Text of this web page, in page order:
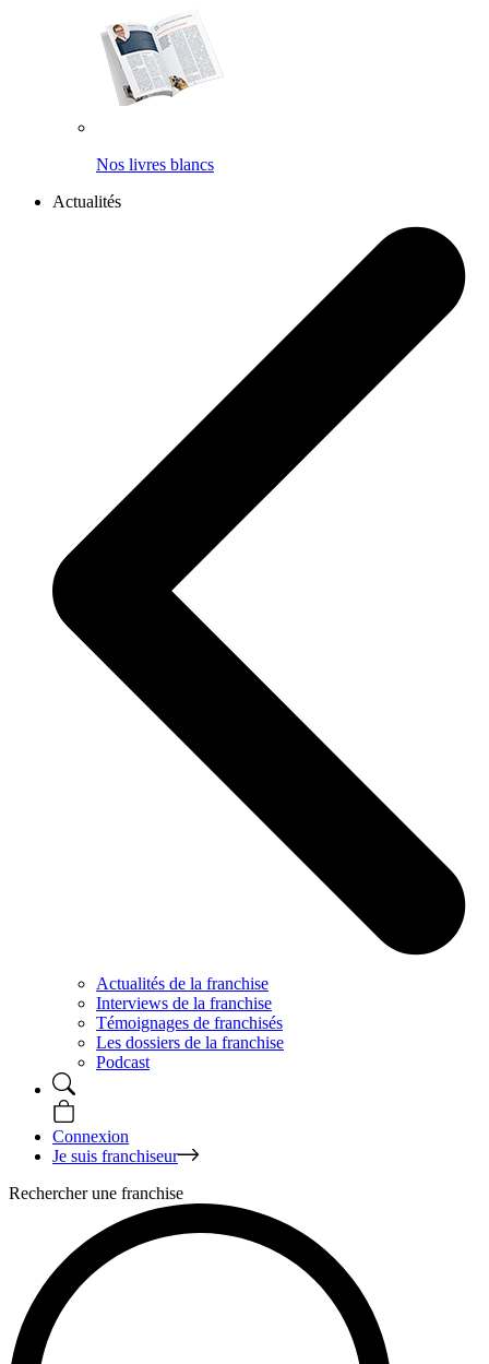
Nos livres blancs
Actualités
Actualités de la franchise
Interviews de la franchise
Témoignages de franchisés
Les dossiers de la franchise
Podcast
Connexion
Je suis franchiseur
Rechercher une franchise